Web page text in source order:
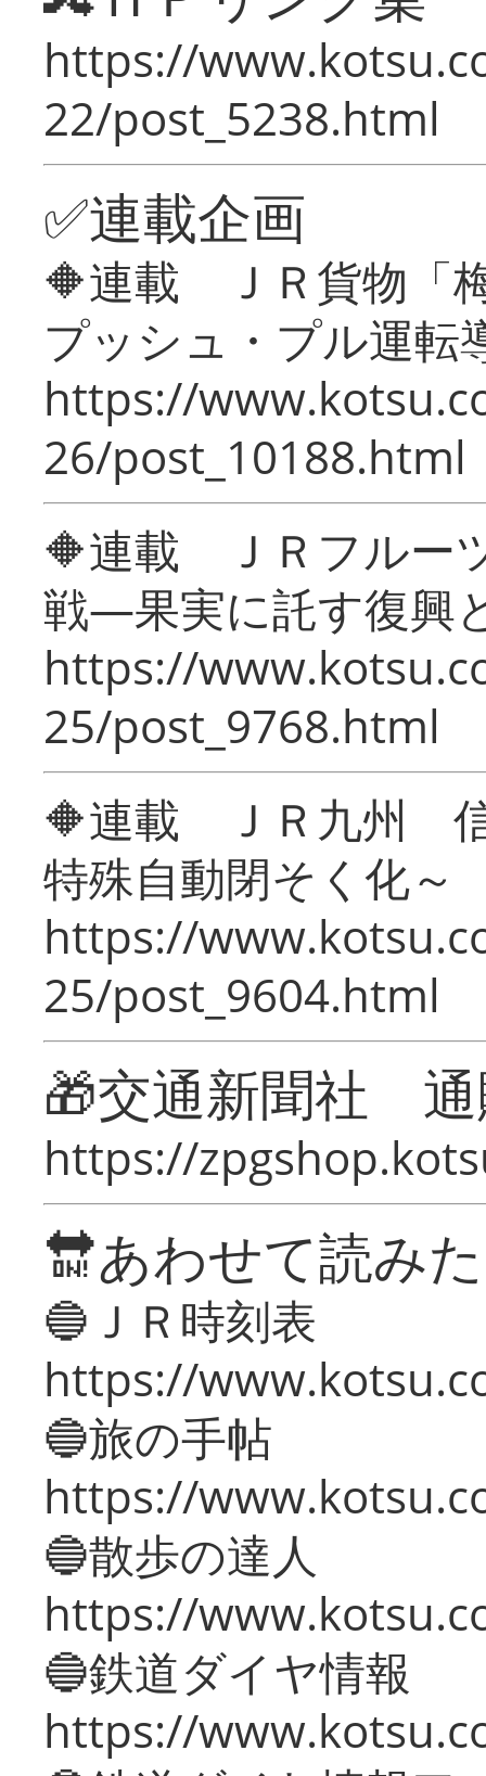
https://
22/post_5238.html
✅連載企画
🔶連載 ＪＲ貨物「
プッシュ・プル運転
https://
26/post_10188.html
🔶連載 ＪＲフルー
戦―果実に託す復興
https://
25/post_9768.html
🔶連載 ＪＲ九州 信
特殊自動閉そく化～
https://
25/post_9604.html
🎁交通新聞社
https://
🔛あわせて読み
🔵ＪＲ時刻表
https://
🔵旅の手帖
https://
🔵散歩の達人
https://
🔵鉄道ダイヤ情報
https://